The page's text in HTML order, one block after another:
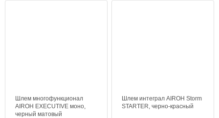
Шлем многофункционал
AIROH EXECUTIVE моно,
черный матовый
Шлем интеграл AIROH Storm
STARTER, черно-красный